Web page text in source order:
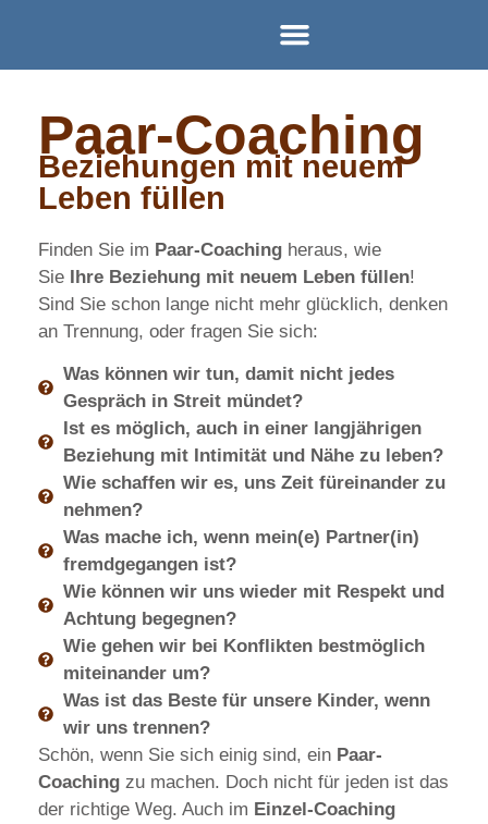
Paar­-Coaching
Beziehungen mit neuem
Leben füllen
Finden Sie im Paar-Coaching heraus, wie
Sie Ihre Beziehung mit neuem Leben füllen!
Sind Sie schon lange nicht mehr glücklich, denken
an Trennung, oder fragen Sie sich:
Was können wir tun, damit nicht jedes
Gespräch in Streit mündet?
Ist es möglich, auch in einer langjährigen
Beziehung mit Intimität und Nähe zu leben?
Wie schaffen wir es, uns Zeit füreinander zu
nehmen?
Was mache ich, wenn mein(e) Partner(in)
fremdgegangen ist?
Wie können wir uns wieder mit Respekt und
Achtung begegnen?
Wie gehen wir bei Konflikten bestmöglich
miteinander um?
Was ist das Beste für unsere Kinder, wenn
wir uns trennen?
Schön, wenn Sie sich einig sind, ein Paar-
Coaching zu machen. Doch nicht für jeden ist das
der richtige Weg. Auch im Einzel-Coaching